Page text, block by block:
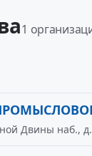
1
Двины наб.,